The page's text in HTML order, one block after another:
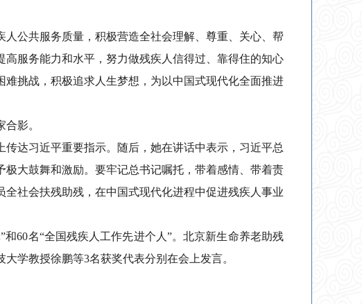
公共服务质量，积极营造全社会理解、尊重、关心、帮
服务能力和水平，努力做残疾人信得过、靠得住的知心
挑战，积极追求人生梦想，为以中国式现代化全面推进
影。
达习近平重要指示。随后，她在讲话中表示，习近平总
大鼓舞和激励。要牢记总书记嘱托，带着感情、带着责
社会扶残助残，在中国式现代化进程中促进残疾人事业
60名“全国残疾人工作先进个人”。北京新生命养老助残
学教授徐鹏等3名获奖代表分别在会上发言。